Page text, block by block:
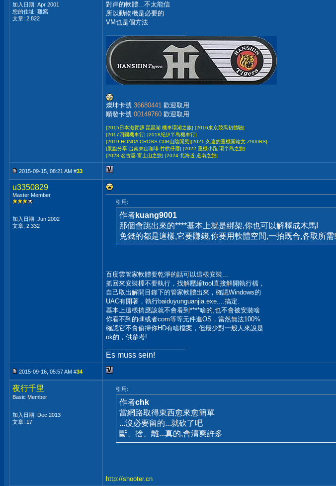
加入日期: Apr 2001
您的住址: 雞窩
文章: 2,822
對岸的軟體...不太能信
所以動物機是必要的
VM也是個方法
燦坤卡號 36680441 歡迎取用
順發卡號 00149760 歡迎取用
[2015日本滋賀縣 琵琶湖 機車環湖之旅] [2016東京競馬初體驗]
[2017四國機車行] [2018紀伊半島機車行]
[2019 HONDA CROSS CUB山陰閒晃][2021 久違的重機開箱文-Z900RS]
[景點分享-台南東山咖啡-竹栱仔厝] [2022 重機小跑-環半島之旅]
[2023-名古屋-富士山之旅] [2024-北海道-道南之旅]
2015-09-15, 08:21 AM #33
u3350829
Master Member
加入日期: Jun 2002
文章: 2,332
引用:
作者kuang9001
那個會跳出來的****基本上就是綁架,你也可以解釋成木馬!
免錢的都是這樣,它要賺錢,你要用軟體空間,一拍既合,各取所需!
百度雲管家軟體要乾淨的話可以這樣安裝...
抓回來安裝檔不要執行，找解壓縮tool直接解開執行檔，
自己取出解開目錄下的管家軟體出來，確認Windows的
UAC有開著，執行baiduyunguanjia.exe....搞定.
基本上這樣搞應該就不會看到****啥的,也不會被安裝啥
你看不到的dll或者com等等元件進OS，當然無法100%
確認它不會偷掃你HD有啥檔案，但最少對一般人來說是
ok的，供參考!
Es muss sein!
2015-09-16, 05:57 AM #34
夜行千里
Basic Member
加入日期: Dec 2013
文章: 17
引用:
作者chk
當網路取得東西愈來愈簡單
...沒必要留的...就砍了吧
斷、捨、離...真的,會清爽許多
http://shooter.cn